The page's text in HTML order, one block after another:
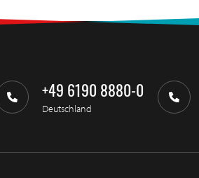
+49 6190 8880-0
Deutschland